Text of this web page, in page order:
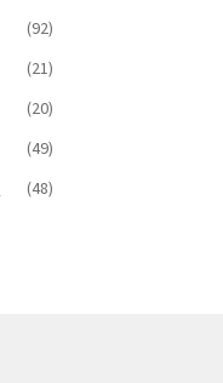
(92)
(21)
(20)
(49)
(48)